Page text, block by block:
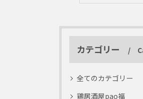
カテゴリー
全てのカテゴリー
鶏居酒屋pao福